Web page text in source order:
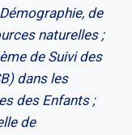
de
naturelles ;
de Suivi des
dans les
des Enfants ;
de